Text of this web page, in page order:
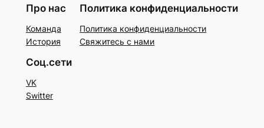
Про нас
Команда
История
Политика конфиденциальности
Политика конфиденциальности
Свяжитесь с нами
Соц.сети
VK
Switter